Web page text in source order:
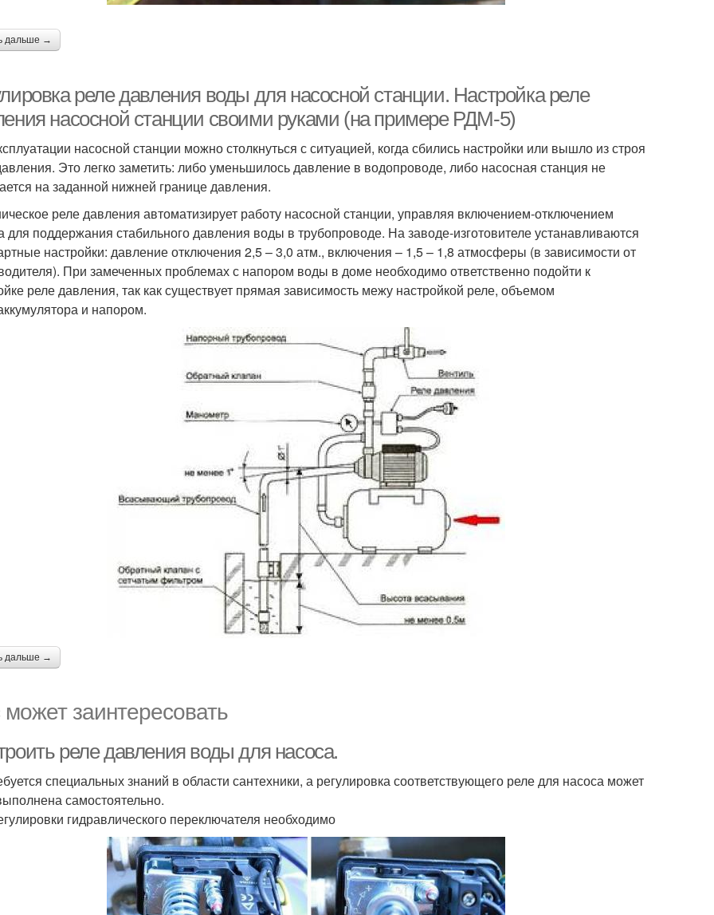
дальше →
реле давления воды для насосной станции. Настройка реле
насосной станции своими руками (на примере РДМ-5)
насосной станции можно столкнуться с ситуацией, когда сбились настройки или вышло из строя
Это легко заметить: либо уменьшилось давление в водопроводе, либо насосная станция не
на заданной нижней границе давления.
реле давления автоматизирует работу насосной станции, управляя включением-отключением
для поддержания стабильного давления воды в трубопроводе. На заводе-изготовителе устанавливаются
настройки: давление отключения 2,5 – 3,0 атм., включения – 1,5 – 1,8 атмосферы (в зависимости от
При замеченных проблемах с напором воды в доме необходимо ответственно подойти к
реле давления, так как существует прямая зависимость межу настройкой реле, объемом
и напором.
дальше →
заинтересовать
реле давления воды для насоса.
специальных знаний в области сантехники, а регулировка соответствующего реле для насоса может
самостоятельно.
гидравлического переключателя необходимо